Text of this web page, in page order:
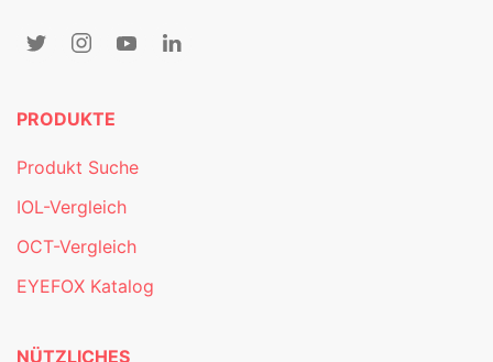
PRODUKTE
Produkt Suche
IOL-Vergleich
OCT-Vergleich
EYEFOX Katalog
NÜTZLICHES